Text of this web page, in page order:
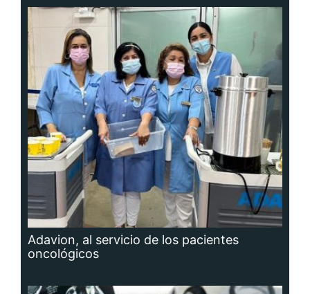
Adavion, al servicio de los pacientes
oncológicos